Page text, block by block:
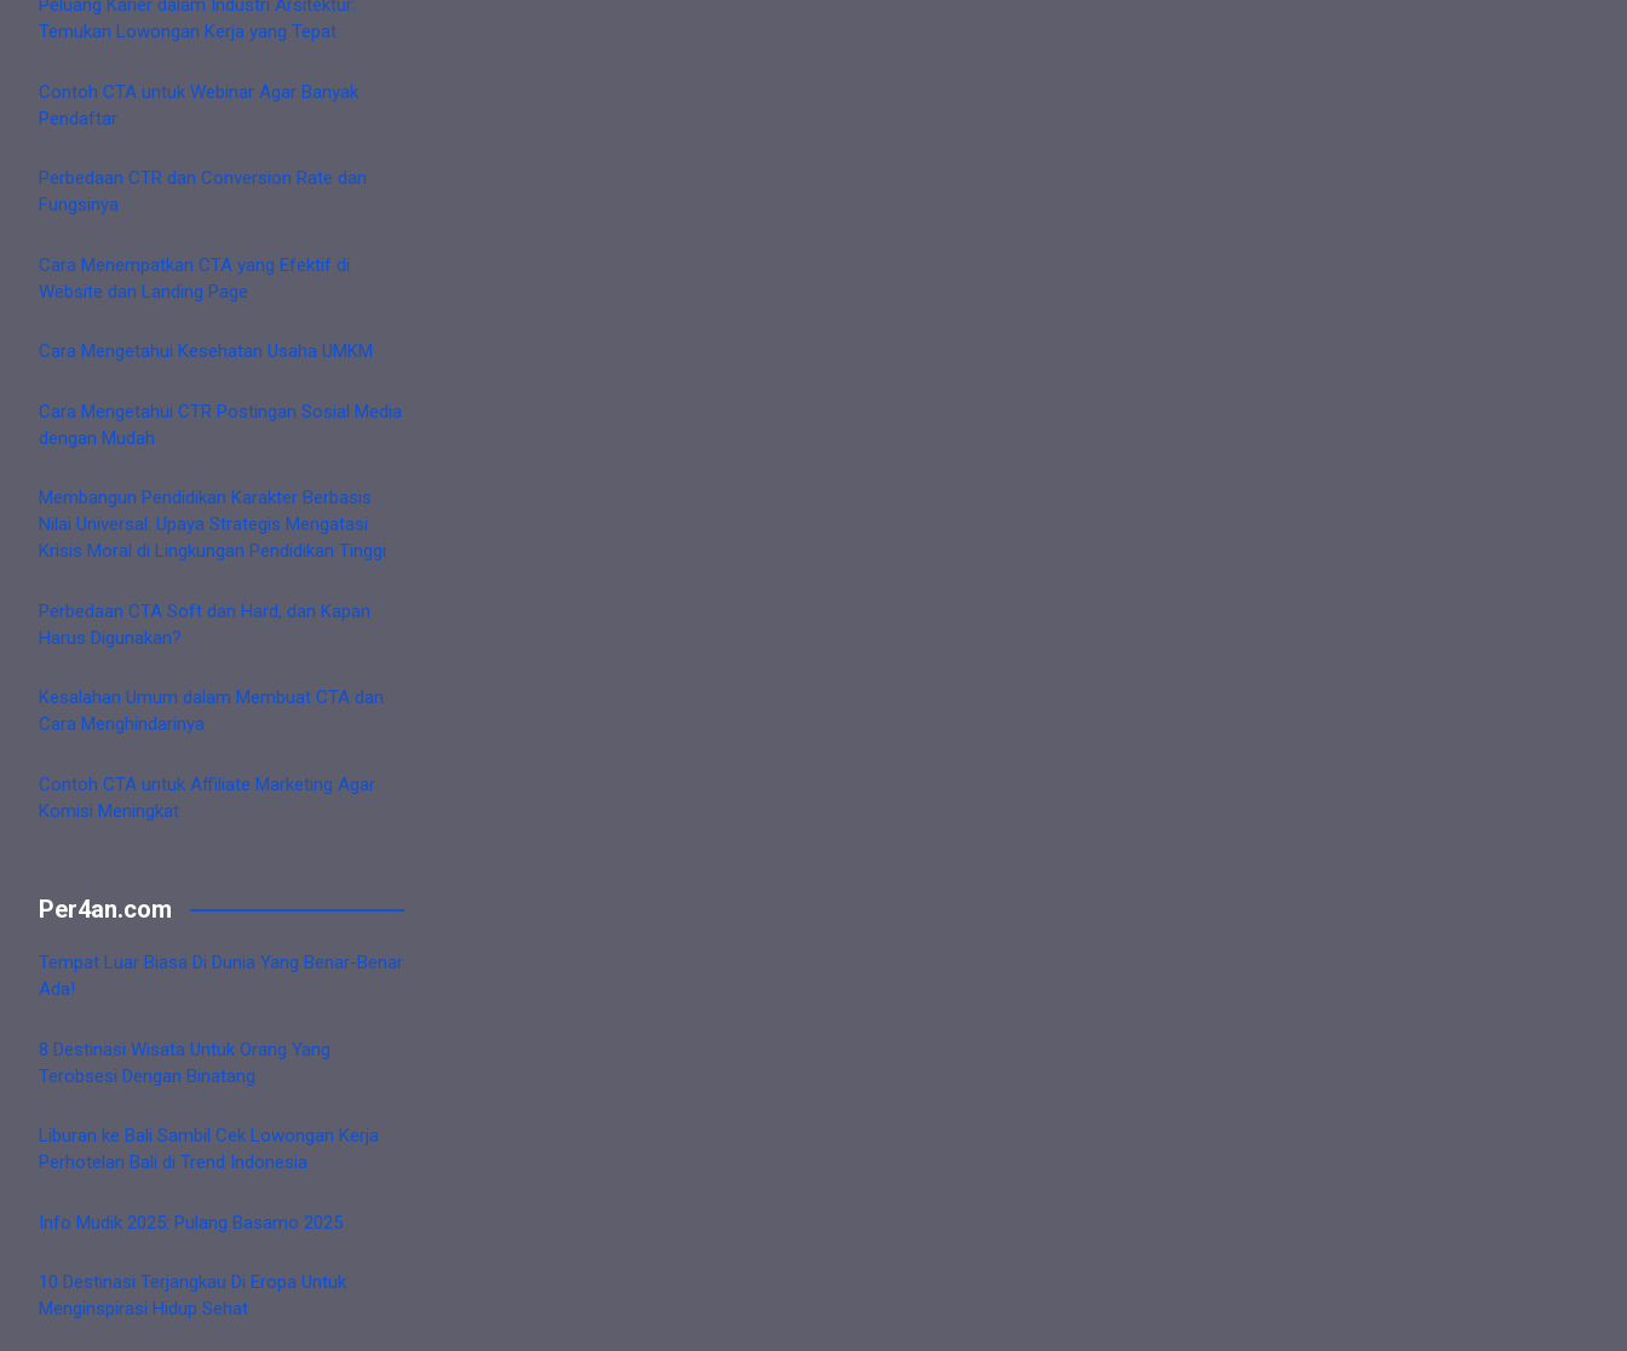
Peluang Karier dalam Industri Arsitektur:
Temukan Lowongan Kerja yang Tepat
Contoh CTA untuk Webinar Agar Banyak
Pendaftar
Perbedaan CTR dan Conversion Rate dan
Fungsinya
Cara Menempatkan CTA yang Efektif di
Website dan Landing Page
Cara Mengetahui Kesehatan Usaha UMKM
Cara Mengetahui CTR Postingan Sosial Media
dengan Mudah
Membangun Pendidikan Karakter Berbasis
Nilai Universal: Upaya Strategis Mengatasi
Krisis Moral di Lingkungan Pendidikan Tinggi
Perbedaan CTA Soft dan Hard, dan Kapan
Harus Digunakan?
Kesalahan Umum dalam Membuat CTA dan
Cara Menghindarinya
Contoh CTA untuk Affiliate Marketing Agar
Komisi Meningkat
Per4an.com
Tempat Luar Biasa Di Dunia Yang Benar-Benar
Ada!
8 Destinasi Wisata Untuk Orang Yang
Terobsesi Dengan Binatang
Liburan ke Bali Sambil Cek Lowongan Kerja
Perhotelan Bali di Trend Indonesia
Info Mudik 2025: Pulang Basamo 2025
10 Destinasi Terjangkau Di Eropa Untuk
Menginspirasi Hidup Sehat